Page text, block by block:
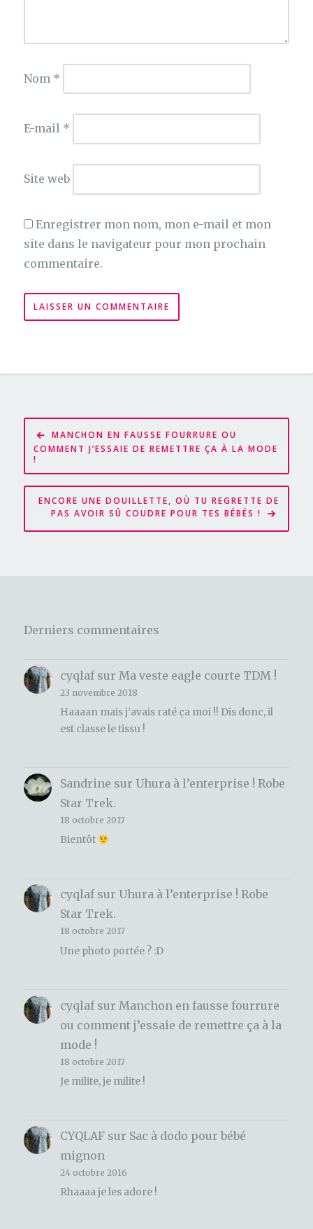
Nom *
E-mail *
Site web
Enregistrer mon nom, mon e-mail et mon
site dans le navigateur pour mon prochain
commentaire.
Navigation
de
l’article
MANCHON EN FAUSSE FOURRURE OU
COMMENT J’ESSAIE DE REMETTRE ÇA À LA MODE
!
ENCORE UNE DOUILLETTE, OÙ TU REGRETTE DE
PAS AVOIR SÛ COUDRE POUR TES BÉBÉS !
Derniers commentaires
cyqlafsur Ma veste eagle courte TDM !
23 novembre 2018
Haaaan mais j’avais raté ça moi !! Dis donc, il
est classe le tissu !
Sandrine sur Uhura à l’enterprise ! Robe
Star Trek.
18 octobre 2017
Bientôt
cyqlafsur Uhura à l’enterprise ! Robe
Star Trek.
18 octobre 2017
Une photo portée ? :D
cyqlafsur Manchon en fausse fourrure
ou comment j’essaie de remettre ça à la
mode !
18 octobre 2017
Je milite, je milite !
CYQLAF sur Sac à dodo pour bébé
mignon
24 octobre 2016
Rhaaaa je les adore !